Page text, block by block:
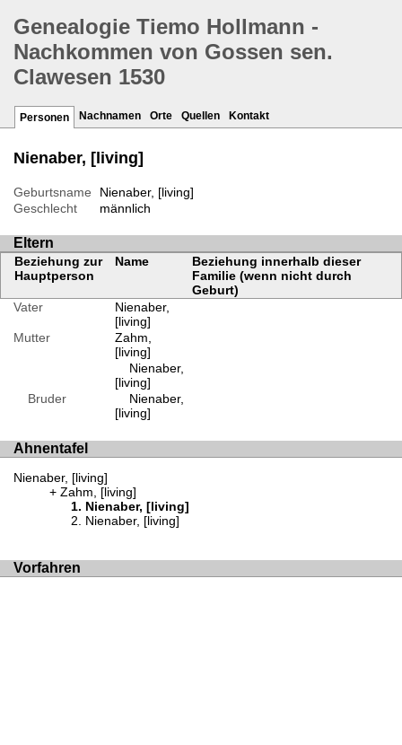
Genealogie Tiemo Hollmann -
Nachkommen von Gossen sen.
Clawesen 1530
Personen Nachnamen Orte Quellen Kontakt
Nienaber, [living]
Geburtsname
Nienaber, [living]
Geschlecht
männlich
Eltern
Beziehung zur
Hauptperson
Name
Beziehung innerhalb dieser
Familie (wenn nicht durch
Geburt)
Vater
Nienaber,
[living]
Mutter
Zahm,
[living]
Nienaber,
[living]
Bruder
Nienaber,
[living]
Ahnentafel
Nienaber, [living]
Zahm, [living]
Nienaber, [living]
Nienaber, [living]
Vorfahren